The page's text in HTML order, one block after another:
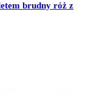
brudny róż z